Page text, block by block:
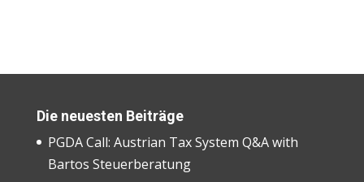
Die neuesten Beiträge
PGDA Call: Austrian Tax System Q&A with
Bartos Steuerberatung